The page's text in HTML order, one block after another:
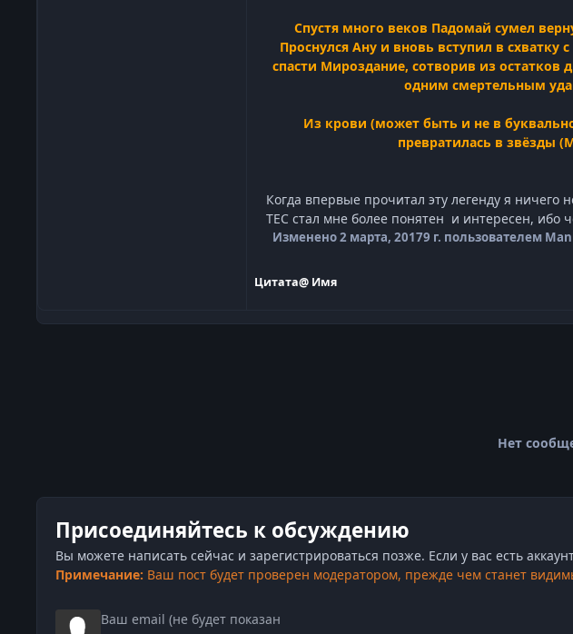
Спустя много веков Падомай сумел
Проснулся Ану и вновь вступил в
спасти Мироздание, сотворив из
одним смертельным
Из крови (может быть и не в
превратилась в звёзды
Когда впервые прочитал эту легенду я ничего
ТЕС стал мне более понятен и интересен, ибо
Изменено2 марта, 20179 г. пользователем
Цитата@ Имя
Нет
Присоединяйтесь к обсуждению
Вы можете написать сейчас и зарегистрироваться позже. Если у вас есть
Примечание: Ваш пост будет проверен модератором, прежде чем станет